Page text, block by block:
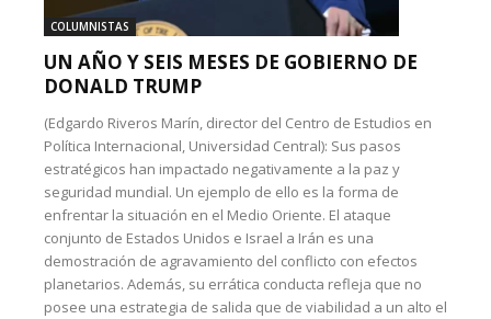
COLUMNISTAS
UN AÑO Y SEIS MESES DE GOBIERNO DE
DONALD TRUMP
(Edgardo Riveros Marín, director del Centro de Estudios en
Política Internacional, Universidad Central): Sus pasos
estratégicos han impactado negativamente a la paz y
seguridad mundial. Un ejemplo de ello es la forma de
enfrentar la situación en el Medio Oriente. El ataque
conjunto de Estados Unidos e Israel a Irán es una
demostración de agravamiento del conflicto con efectos
planetarios. Además, su errática conducta refleja que no
posee una estrategia de salida que de viabilidad a un alto el